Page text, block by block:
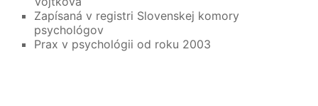
Zapísaná v registri Slovenskej komory
psychológov
Prax v psychológii od roku 2003